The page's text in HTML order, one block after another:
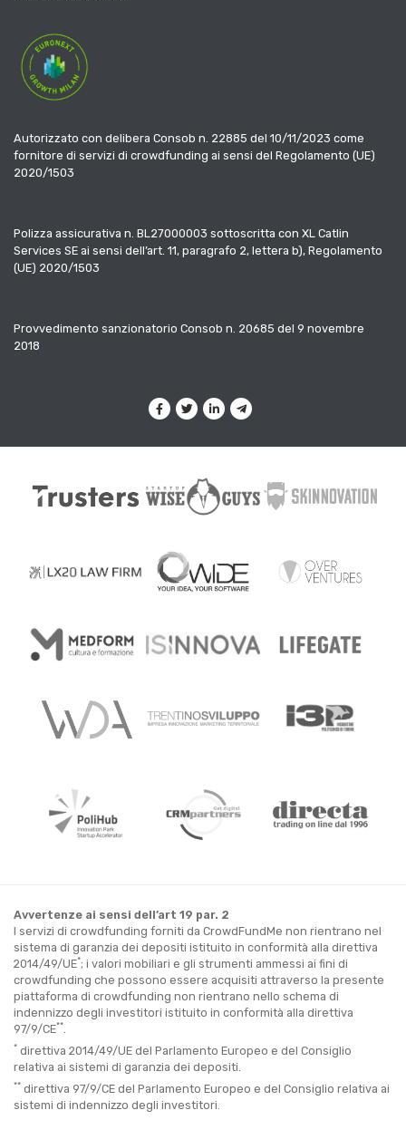
Autorizzato con delibera Consob n. 22885 del 10/11/2023 come
fornitore di servizi di crowdfunding ai sensi del Regolamento (UE)
2020/1503
Polizza assicurativa n. BL27000003 sottoscritta con XL Catlin
Services SE ai sensi dell’art. 11, paragrafo 2, lettera b), Regolamento
(UE) 2020/1503
Provvedimento sanzionatorio Consob n. 20685 del 9 novembre
2018
Avvertenze ai sensi dell’art 19 par. 2
I servizi di crowdfunding forniti da CrowdFundMe non rientrano nel
sistema di garanzia dei depositi istituito in conformità alla direttiva
2014/49/UE*; i valori mobiliari e gli strumenti ammessi ai fini di
crowdfunding che possono essere acquisiti attraverso la presente
piattaforma di crowdfunding non rientrano nello schema di
indennizzo degli investitori istituito in conformità alla direttiva
97/9/CE**
* direttiva 2014/49/UE del Parlamento Europeo e del Consiglio
relativa ai sistemi di garanzia dei depositi.
** direttiva 97/9/CE del Parlamento Europeo e del Consiglio relativa ai
sistemi di indennizzo degli investitori.